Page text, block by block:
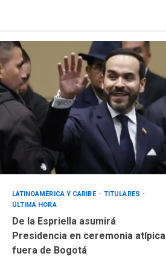
LATINOAMÉRICA Y CARIBE
TITULARES
ÚLTIMA HORA
De la Espriella asumirá
Presidencia en ceremonia atípica
fuera de Bogotá